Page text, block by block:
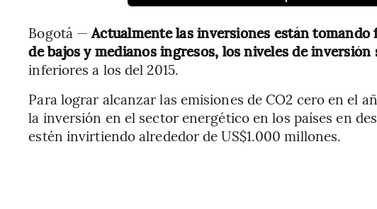
Bogotá —Actualmente las inversiones están tomando
de bajos y medianos ingresos, los niveles de inversión
inferiores a los del 2015.
Para lograr alcanzar las emisiones de CO2 cero en el
la inversión en el sector energético en los países en
estén invirtiendo alrededor de US$1.000 millones.